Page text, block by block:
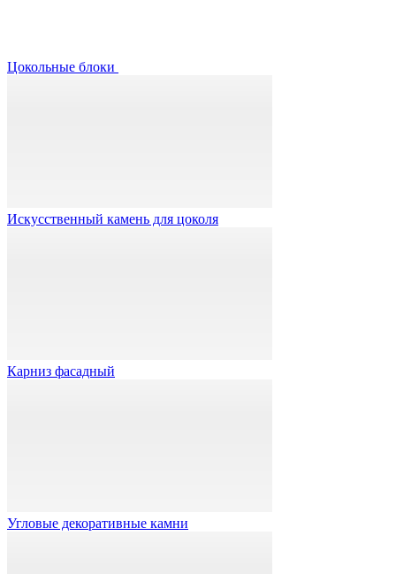
Цокольные блоки
Искусственный камень для цоколя
Карниз фасадный
Угловые декоративные камни